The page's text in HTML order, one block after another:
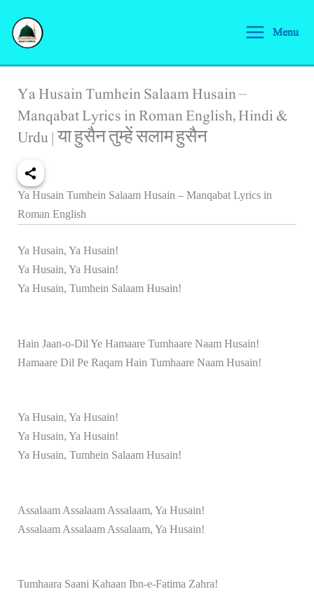
content
Menu
Ya Husain Tumhein Salaam Husain –
Manqabat Lyrics in Roman English, Hindi &
Urdu | या हुसैन तुम्हें सलाम हुसैन
Ya Husain Tumhein Salaam Husain – Manqabat Lyrics in
Roman English
Ya Husain, Ya Husain!
Ya Husain, Ya Husain!
Ya Husain, Tumhein Salaam Husain!
Hain Jaan-o-Dil Ye Hamaare Tumhaare Naam Husain!
Hamaare Dil Pe Raqam Hain Tumhaare Naam Husain!
Ya Husain, Ya Husain!
Ya Husain, Ya Husain!
Ya Husain, Tumhein Salaam Husain!
Assalaam Assalaam Assalaam, Ya Husain!
Assalaam Assalaam Assalaam, Ya Husain!
Tumhaara Saani Kahaan Ibn-e-Fatima Zahra!
e
h